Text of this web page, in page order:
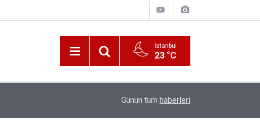
İstanbul
23 °C
Katerina Sarayı ahır saray oldu
Günün tüm haberleri